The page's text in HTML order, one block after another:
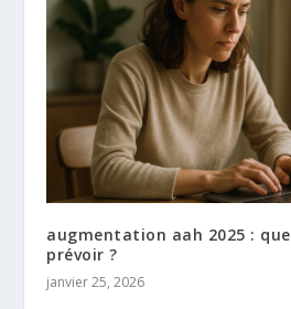
augmentation aah 2025 :
prévoir ?
janvier 25, 2026